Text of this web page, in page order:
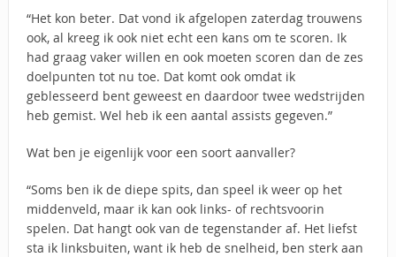
“Het kon beter. Dat vond ik afgelopen zaterdag trouwens
ook, al kreeg ik ook niet echt een kans om te scoren. Ik
had graag vaker willen en ook moeten scoren dan de zes
doelpunten tot nu toe. Dat komt ook omdat ik
geblesseerd bent geweest en daardoor twee wedstrijden
heb gemist. Wel heb ik een aantal assists gegeven.”
Wat ben je eigenlijk voor een soort aanvaller?
“Soms ben ik de diepe spits, dan speel ik weer op het
middenveld, maar ik kan ook links- of rechtsvoorin
spelen. Dat hangt ook van de tegenstander af. Het liefst
sta ik linksbuiten, want ik heb de snelheid, ben sterk aan